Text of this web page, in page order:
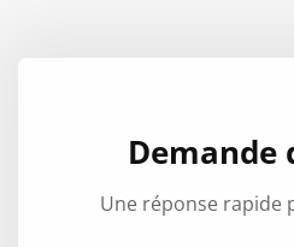
Demande
Une réponse rapide